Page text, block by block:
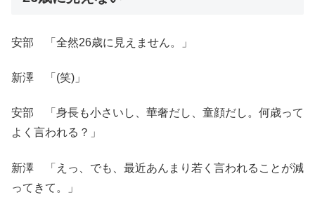
安部 「全然26歳に見えません。」
新澤 「(笑)」
安部 「身長も小さいし、華奢だし、童顔だし。何歳って
よく言われる？」
新澤 「えっ、でも、最近あんまり若く言われることが減
ってきて。」